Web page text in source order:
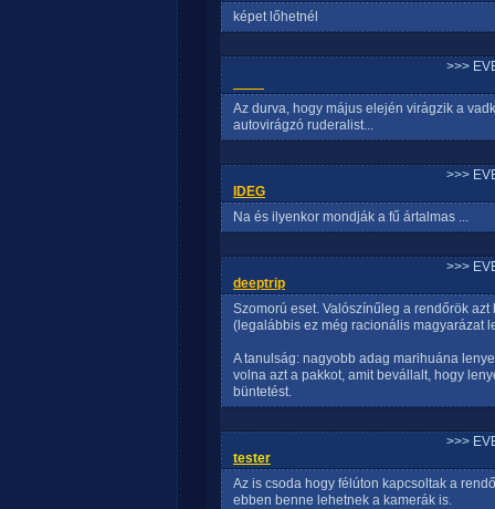
képet lőhetnél
>>>
Az durva, hogy május elején virágzik a
autovirágzó ruderalist...
>>>
IDEG
Na és ilyenkor mondják a fű ártalmas ...
>>>
deeptrip
Szomorú eset. Valószínűleg a rendőrök
(legalábbis ez még racionális magyarázat
A tanulság: nagyobb adag marihuána
volna azt a pakkot, amit bevállalt, hogy
büntetést.
>>>
tester
Az is csoda hogy félúton kapcsoltak a
ebben benne lehetnek a kamerák is.